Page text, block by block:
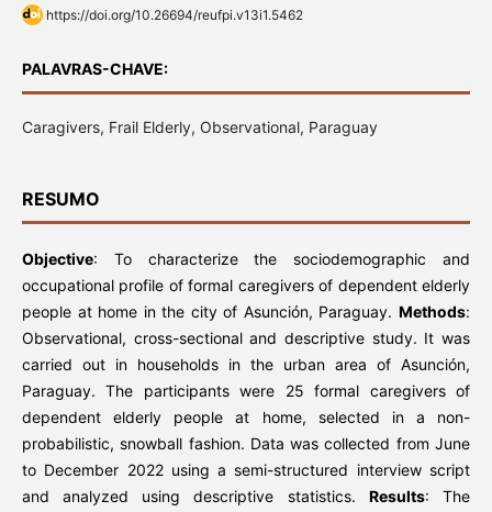
https://doi.org/10.26694/reufpi.v13i1.5462
PALAVRAS-CHAVE:
Caragivers, Frail Elderly, Observational, Paraguay
RESUMO
Objective: To characterize the sociodemographic and
occupational profile of formal caregivers of dependent elderly
people at home in the city of Asunción, Paraguay.Methods:
Observational, cross-sectional and descriptive study. It was
carried out in households in the urban area of Asunción,
Paraguay. The participants were 25 formal caregivers of
dependent elderly people at home, selected in a non-
probabilistic, snowball fashion. Data was collected from June
to December 2022 using a semi-structured interview script
and analyzed using descriptive statistics. Results: The